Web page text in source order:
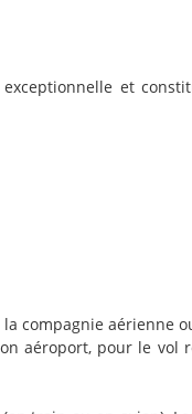
et
compagnie aérienne
aéroport, pour le